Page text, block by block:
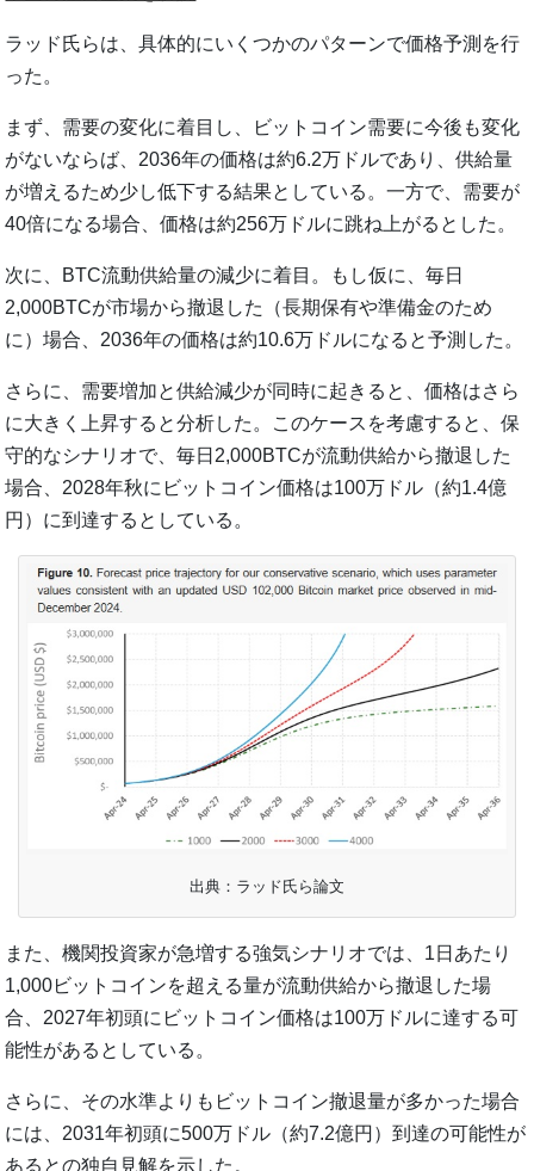
ラッド氏らは、具体的にいくつかのパターンで価格予測を行
った。
まず、需要の変化に着目し、ビットコイン需要に今後も変化
がないならば、2036年の価格は約6.2万ドルであり、供給量
が増えるため少し低下する結果としている。一方で、需要が
40倍になる場合、価格は約256万ドルに跳ね上がるとした。
次に、BTC流動供給量の減少に着目。もし仮に、毎日
2,000BTCが市場から撤退した（長期保有や準備金のため
に）場合、2036年の価格は約10.6万ドルになると予測した。
さらに、需要増加と供給減少が同時に起きると、価格はさら
に大きく上昇すると分析した。このケースを考慮すると、保
守的なシナリオで、毎日2,000BTCが流動供給から撤退した
場合、2028年秋にビットコイン価格は100万ドル（約1.4億
円）に到達するとしている。
出典：ラッド氏ら論文
また、機関投資家が急増する強気シナリオでは、1日あたり
1,000ビットコインを超える量が流動供給から撤退した場
合、2027年初頭にビットコイン価格は100万ドルに達する可
能性があるとしている。
さらに、その水準よりもビットコイン撤退量が多かった場合
には、2031年初頭に500万ドル（約7.2億円）到達の可能性が
あるとの独自見解を示した。